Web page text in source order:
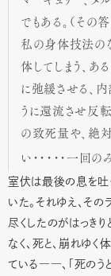
でもある。（その
私の身体技法の
体してしまう、
に弛緩させる、
うに還流させ反転
の致死量や、絶
い・・・・・一回
室伏は最後の息を吐
いた。それゆえ、そ
尽くしたのがはっき
なく、死と、崩れゆく
ている――、「死のう